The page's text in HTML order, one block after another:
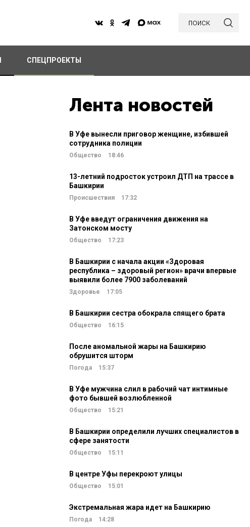
поиск
СПЕЦПРОЕКТЫ
Лента новостей
В Уфе вынесли приговор женщине, избившей
сотрудника полиции
Общество 18:46
13-летний подросток устроил ДТП на трассе в
Башкирии
Происшествия 17:32
В Уфе введут ограничения движения на
Затонском мосту
Общество 17:23
В Башкирии с начала акции «Здоровая
республика – здоровый регион» врачи впервые
выявили более 7900 заболеваний
Здоровье 17:05
В Башкирии сестра обокрала спящего брата
Общество 16:15
После аномальной жары на Башкирию
обрушится шторм
Погода 15:37
В Уфе мужчина слил в рабочий чат интимные
фото бывшей возлюбленной
Общество 15:21
В Башкирии определили лучших специалистов в
сфере занятости
Общество 15:11
В центре Уфы перекроют улицы
Общество 15:01
Экстремальная жара идет на Башкирию
Погода 14:28